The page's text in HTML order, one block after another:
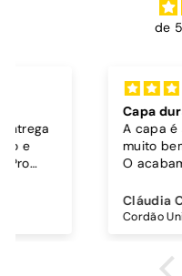
de
Capa dura sóis +
A capa é super
muito bem o
O acabamento é
Comprei também
pendurar o
é top, eu não uso no
Cláudia Cunha
Cordão Universal -